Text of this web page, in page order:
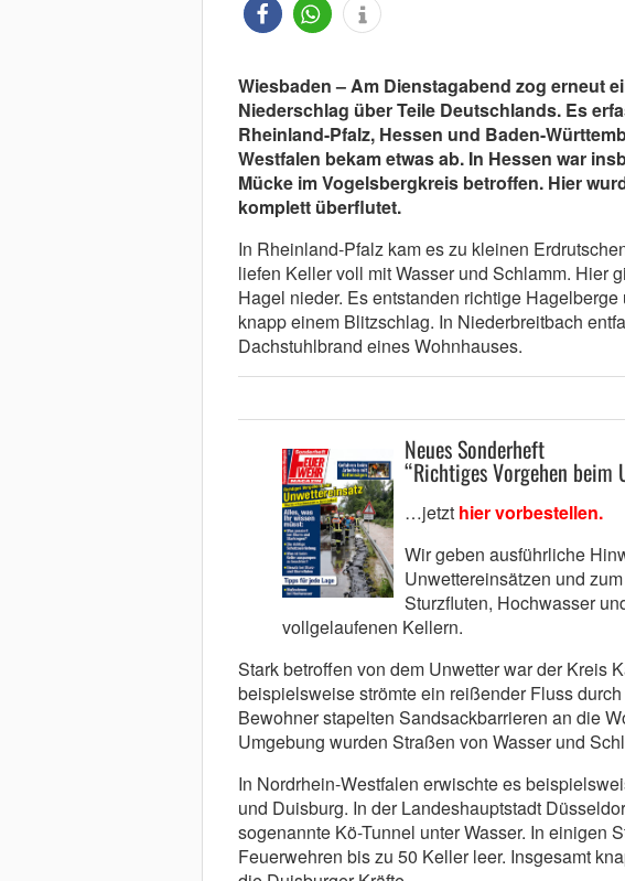
Wiesbaden – Am Dienstagabend zog erneut
Niederschlag über Teile Deutschlands. Es
Rheinland-Pfalz, Hessen und Baden-
Westfalen bekam etwas ab. In Hessen war
Mücke im Vogelsbergkreis betroffen. Hier
komplett überflutet.
In Rheinland-Pfalz kam es zu kleinen
liefen Keller voll mit Wasser und Schlamm. Hier
Hagel nieder. Es entstanden richtige
knapp einem Blitzschlag. In Niederbreitbach
Dachstuhlbrand eines Wohnhauses.
Neues Sonderheft
“Richtiges Vorgehen beim
…jetzt hier vorbestellen.
Wir geben ausführliche
Unwettereinsätzen und
Sturzfluten, Hochwasser
vollgelaufenen Kellern.
Stark betroffen von dem Unwetter war der Kreis
beispielsweise strömte ein reißender Fluss
Bewohner stapelten Sandsackbarrieren an die
Umgebung wurden Straßen von Wasser und
In Nordrhein-Westfalen erwischte es
und Duisburg. In der Landeshauptstadt
sogenannte Kö-Tunnel unter Wasser. In einigen
Feuerwehren bis zu 50 Keller leer. Insgesamt